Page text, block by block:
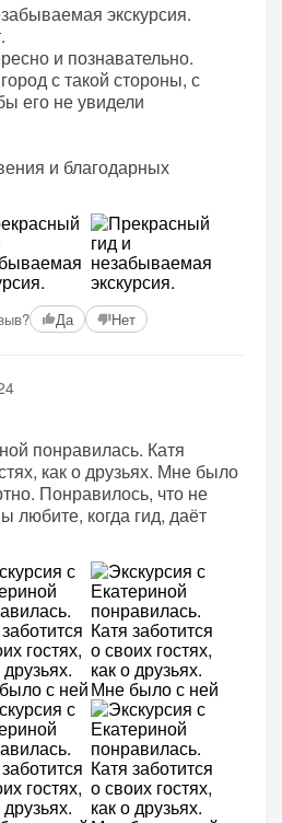
экскурсия.
и познавательно.
с такой стороны, с
его не увидели
и благодарных
Да Нет
понравилась. Катя
как о друзьях. Мне было
Понравилось, что не
любите, когда гид, даёт